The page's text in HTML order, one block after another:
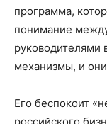
программа,
понимание
руководителями
механизмы, и
Его беспокоит